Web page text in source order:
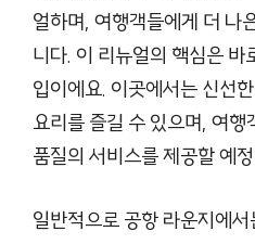
얼하며, 여행객들에게 더 나
니다. 이 리뉴얼의 핵심은 바
입이에요. 이곳에서는 신선
요리를 즐길 수 있으며, 여
품질의 서비스를 제공할 예
일반적으로 공항 라운지에